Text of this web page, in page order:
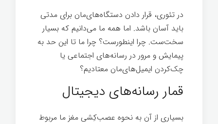
در تئوری، قرار دادن دستگاه‌های‌مان برای مدتی
باید آسان باشد. اما همه ما می‌دانیم که بسیار
سخت‌ست. چرا اینطورست؟ چرا ما تا این حد به
پیمایش و مرور در رسانه‌های اجتماعی یا
چک‌کردن ایمیل‌های‌مان معتادیم؟
قمار رسانه‌های دیجیتال
بسیاری از آن به نحوه عصب‌کِشی مغز ما مربوط